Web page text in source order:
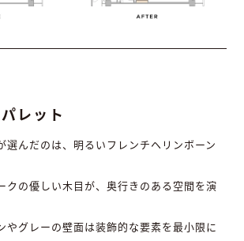
レット
選んだのは、明るいフレンチヘリンボーン
クの優しい木目が、奥行きのある空間を演
やグレーの壁面は装飾的な要素を最小限に